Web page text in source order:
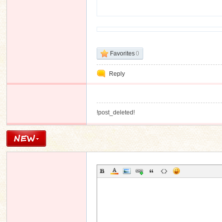
Favorites0
Reply
!post_deleted!